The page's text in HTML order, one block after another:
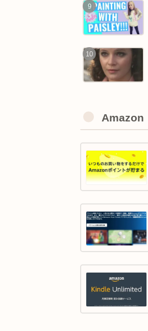
Amazon